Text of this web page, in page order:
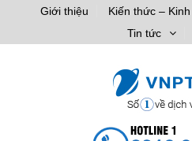
Giới thiệu Kiến thức –
Tin tức